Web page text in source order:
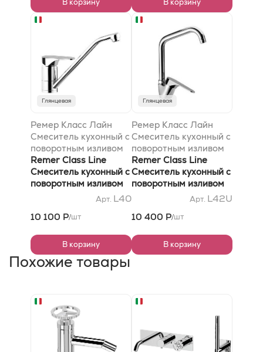
В корзину В корзину
Глянцевая
Ремер Класс Лайн
Смеситель кухонный с
поворотным изливом
L40
Remer Class Line
Смеситель кухонный с
поворотным изливом
Арт. L40
10 100 Р/шт
В корзину
Глянцевая
Ремер Класс Лайн
Смеситель кухонный с
поворотным изливом
L42U
Remer Class Line
Смеситель кухонный с
поворотным изливом
Арт. L42U
10 400 Р/шт
В корзину
Похожие товары